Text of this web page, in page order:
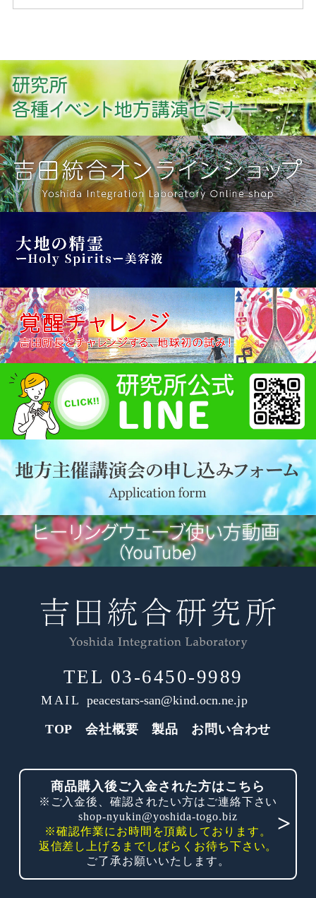
TEL 03-6450-9989
MAIL peacestars-san@kind.ocn.ne.jp
TOP 会社概要 製品 お問い合わせ
商品購入後ご入金された方はこちら
※ご入金後、確認されたい方はご連絡下さい
shop-nyukin@yoshida-togo.biz
※確認作業にお時間を頂戴しております。
返信差し上げるまでしばらくお待ち下さい。
ご了承お願いいたします。